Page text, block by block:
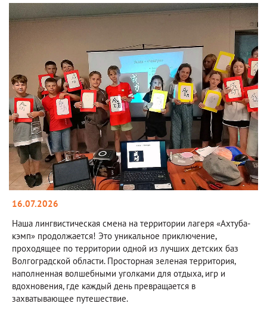
16.07.2026
Наша лингвистическая смена на территории лагеря «Ахтуба-
кэмп» продолжается! Это уникальное приключение,
проходящее по территории одной из лучших детских баз
Волгоградской области. Просторная зеленая территория,
наполненная волшебными уголками для отдыха, игр и
вдохновения, где каждый день превращается в
захватывающее путешествие.